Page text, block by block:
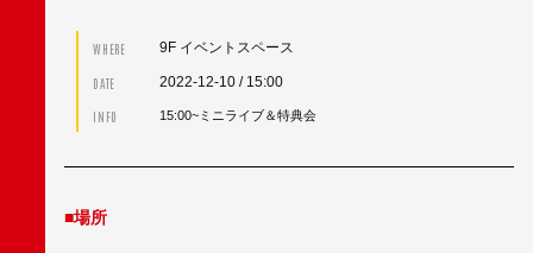
WHERE 9F イベントスペース
DATE 2022-12-10 / 15:00
INFO 15:00~ミニライブ＆特典会
■場所